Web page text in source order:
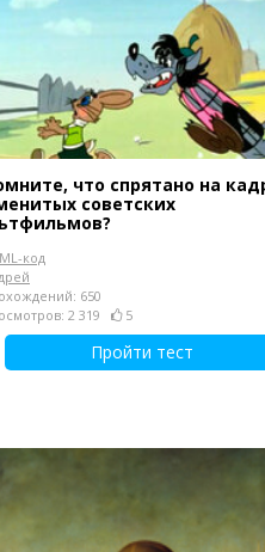
что спрятано на
советских
код
650
2 319
5
Пройти тест